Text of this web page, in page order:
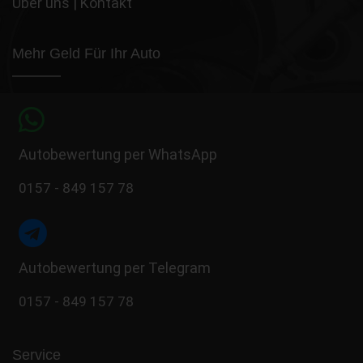
Mehr Geld Für Ihr Auto
Autobewertung per WhatsApp
0157 - 849 157 78
Autobewertung per Telegram
0157 - 849 157 78
Service